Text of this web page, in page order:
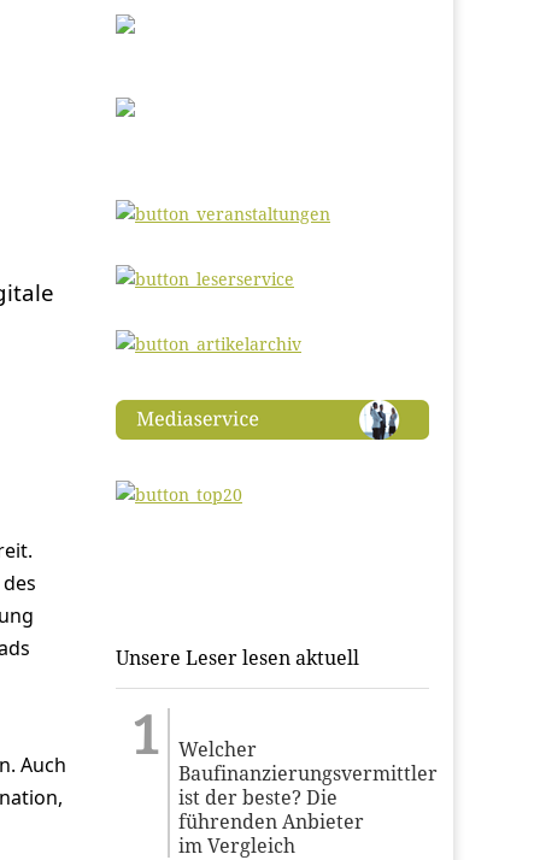
Auch
Unsere Leser lesen aktuell
Welcher
Baufinanzierungsvermittler
ist der beste? Die
führenden Anbieter
im Vergleich